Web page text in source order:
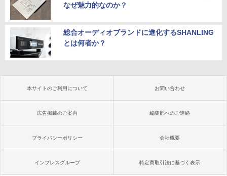
なぜ魅力的なのか？
総合オーディオブランドに進化するSHANLING
とは何者か？
本サイトのご利用について お問い合わせ
広告掲載のご案内 編集部へのご連絡
プライバシーポリシー 会社概要
インプレスグループ 特定商取引法に基づく表示